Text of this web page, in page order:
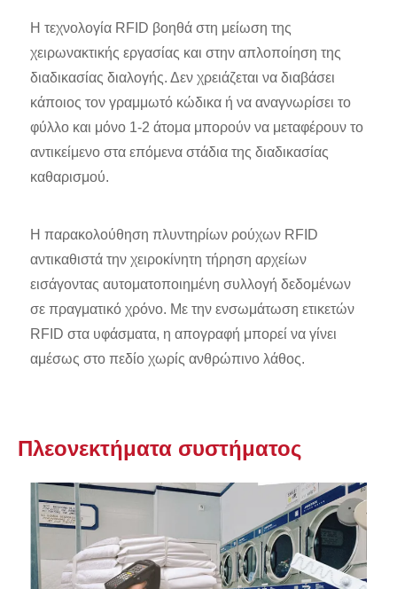
Η τεχνολογία RFID βοηθά στη μείωση της
χειρωνακτικής εργασίας και στην απλοποίηση της
διαδικασίας διαλογής. Δεν χρειάζεται να διαβάσει
κάποιος τον γραμμωτό κώδικα ή να αναγνωρίσει το
φύλλο και μόνο 1-2 άτομα μπορούν να μεταφέρουν το
αντικείμενο στα επόμενα στάδια της διαδικασίας
καθαρισμού.
Η παρακολούθηση πλυντηρίων ρούχων RFID
αντικαθιστά την χειροκίνητη τήρηση αρχείων
εισάγοντας αυτοματοποιημένη συλλογή δεδομένων
σε πραγματικό χρόνο. Με την ενσωμάτωση ετικετών
RFID στα υφάσματα, η απογραφή μπορεί να γίνει
αμέσως στο πεδίο χωρίς ανθρώπινο λάθος.
Πλεονεκτήματα συστήματος